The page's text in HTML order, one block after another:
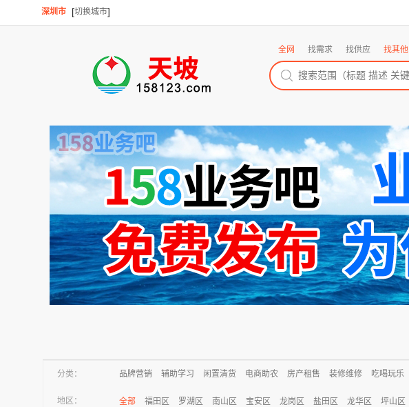
深圳市 [切换城市]
全网 找需求 找供应 找其他
分类： 品牌营销 辅助学习 闲置清货 电商助农 房产租售 装修维修 吃喝玩乐
地区： 全部 福田区 罗湖区 南山区 宝安区 龙岗区 盐田区 龙华区 坪山区